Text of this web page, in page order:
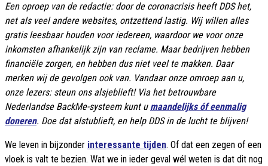
Een oproep van de redactie: door de coronacrisis heeft DDS het,
net als veel andere websites, ontzettend lastig. Wij willen alles
gratis leesbaar houden voor iedereen, waardoor we voor onze
inkomsten afhankelijk zijn van reclame. Maar bedrijven hebben
financiële zorgen, en hebben dus niet veel te makken. Daar
merken wij de gevolgen ook van. Vandaar onze omroep aan u,
onze lezers: steun ons alsjeblieft! Via het betrouwbare
Nederlandse BackMe-systeem kunt u maandelijks óf eenmalig
doneren. Doe dat alstublieft, en help DDS in de lucht te blijven!
We leven in bijzonder interessante tijden. Of dat een zegen of een
vloek is valt te bezien. Wat we in ieder geval wél weten is dat dit nog